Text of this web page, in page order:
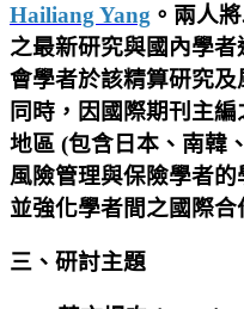
Hailiang Yang 。兩人
之最新研究與國內學
會學者於該精算研究及
同時，因國際期刊主
地區 (包含日本、南韓
風險管理與保險學者的
並強化學者間之國際合
三、研討主題